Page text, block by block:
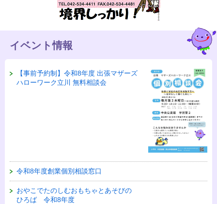
イベント情報
【事前予約制】令和8年度 出張マザーズ
ハローワーク立川 無料相談会
令和8年度創業個別相談窓口
おやこでたのしむおもちゃとあそびの
ひろば 令和8年度